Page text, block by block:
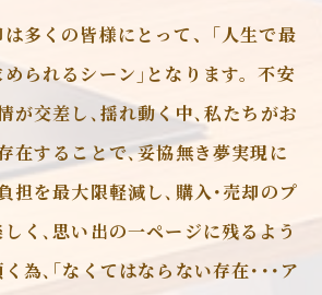
多くの皆様にとって、｢人生で最
られるシーン｣となります。不安
が交差し､揺れ動く中､私たちがお
在することで､妥協無き夢実現に
担を最大限軽減し､購入･売却のプ
く､思い出の一ページに残るよう
為､｢なくてはならない存在･･･ア